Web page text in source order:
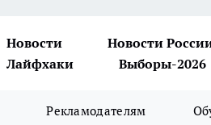
Новости Новости
Лайфхаки
Выборы-2026
Рекламодателям